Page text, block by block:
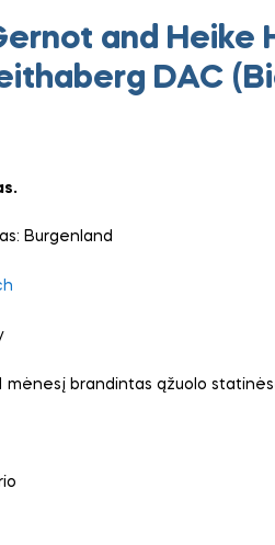
€
€
and Heike
DAC
Burgenland
mėnesį brandintas ąžuolo